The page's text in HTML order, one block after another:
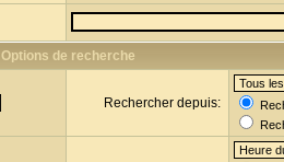
Options de recherche
Rechercher depuis: